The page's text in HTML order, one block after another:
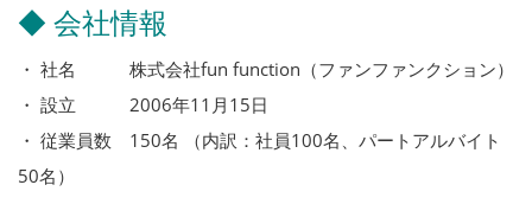
◆ 会社情報
・ 社名 株式会社fun function（ファンファンクション）
・ 設立 2006年11月15日
・ 従業員数 150名 （内訳：社員100名、パートアルバイト
50名）